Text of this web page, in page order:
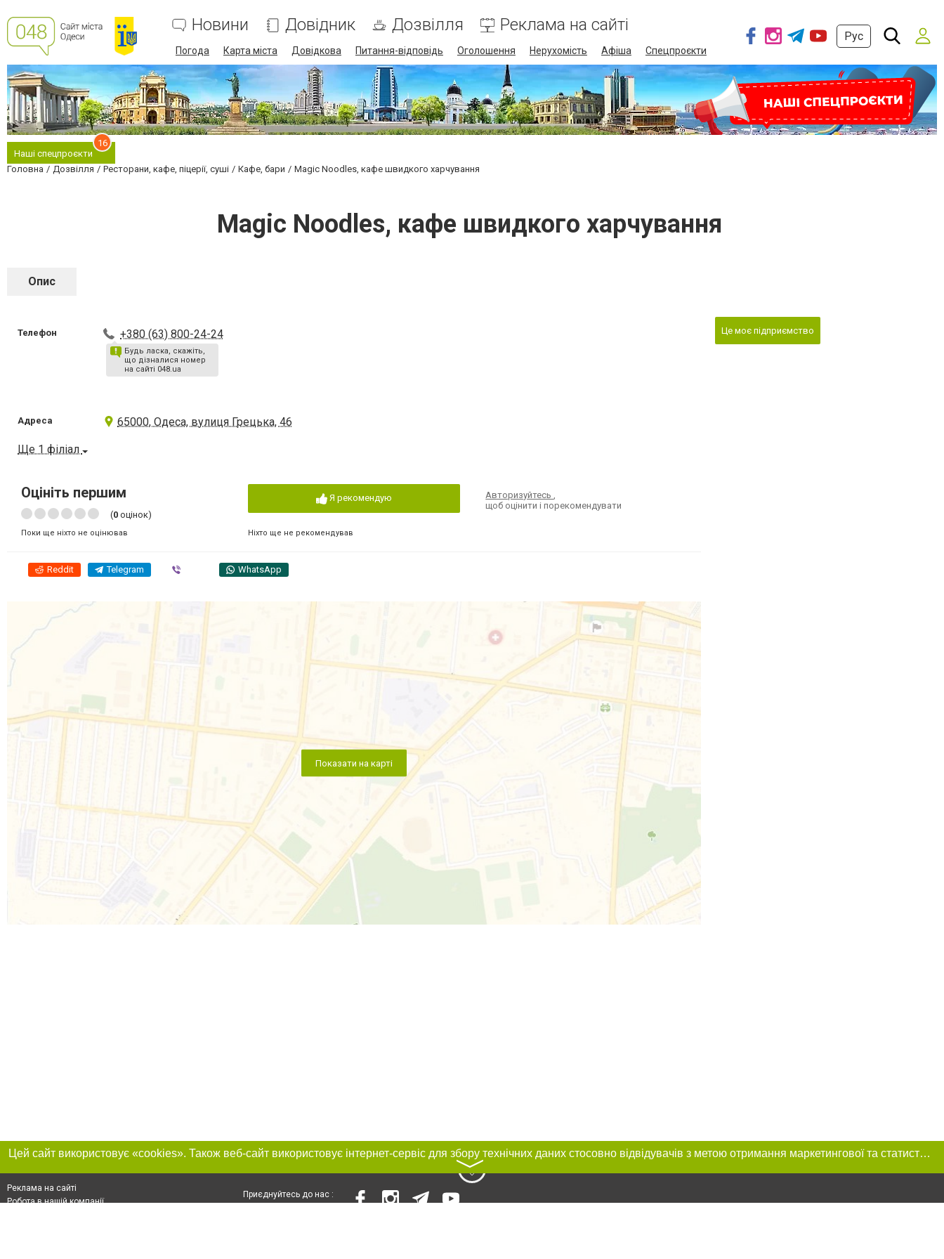
Новини Довідник Дозвілля Реклама на сайті
Погода Карта міста Довідкова Питання-відповідь Оголошення Нерухомість Афіша Спецпроєкти
Рус
Наші спецпроєкти
16
Головна Дозвілля Ресторани, кафе, піцерії, суші Кафе, бари Magic Noodles, кафе швидкого харчування
Magic Noodles, кафе швидкого харчування
Опис
Телефон +380 (63) 800-24-24
Будь ласка, скажіть,
що дізналися номер
на сайті 048.ua
Адреса 65000, Одеса, вулиця Грецька, 46
Ще 1 філіал
Оцініть першим
(0 оцінок)
Поки ще ніхто не оцінював
Я рекомендую
Ніхто ще не рекомендував
Авторизуйтесь,
щоб оцінити і порекомендувати
Reddit Telegram WhatsApp
Показати на карті
Це моє підприємство
Цей сайт використовує «cookies». Також веб-сайт використовує інтернет-сервіс для збору технічних даних стосовно відвідувачів з метою отримання маркетингової та статистичної інформації. Умови обробки даних відвідувачів сайту див.
〉
Реклама на сайті
Робота в нашій компанії
Приєднуйтесь до нас :